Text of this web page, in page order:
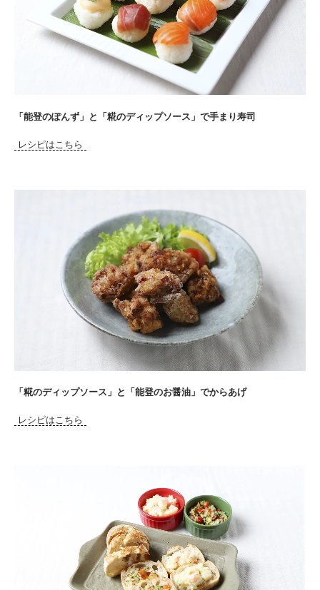
「能登のぽんず」と「糀のディップソース」で手まり寿司
レシピはこちら
「糀のディップソース」と「能登のお醤油」でからあげ
レシピはこちら